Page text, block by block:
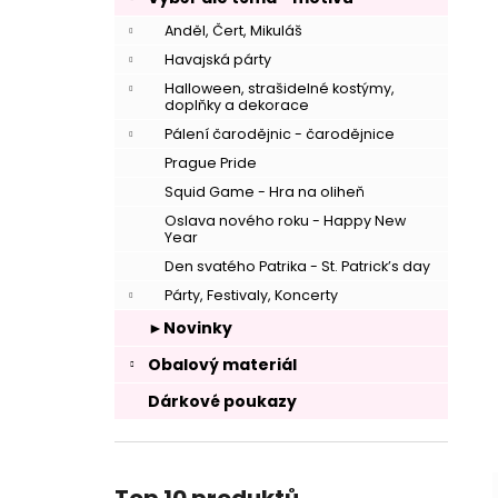
Anděl, Čert, Mikuláš
Havajská párty
Halloween, strašidelné kostýmy,
doplňky a dekorace
Pálení čarodějnic - čarodějnice
Prague Pride
Squid Game - Hra na oliheň
Oslava nového roku - Happy New
Year
Den svatého Patrika - St. Patrick’s day
Párty, Festivaly, Koncerty
►Novinky
Obalový materiál
Dárkové poukazy